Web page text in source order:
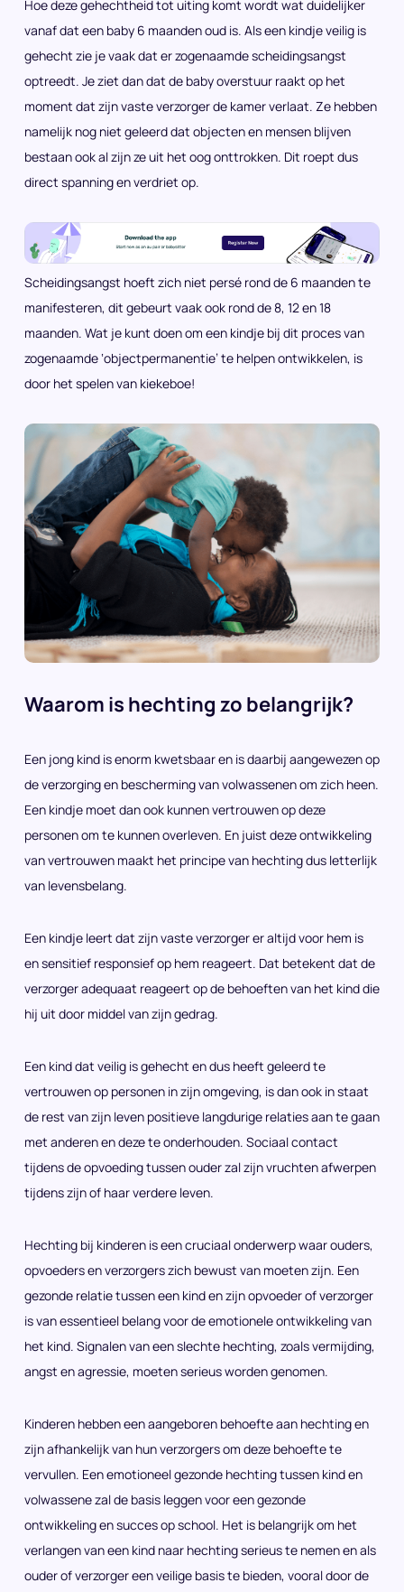
Hoe deze gehechtheid tot uiting komt wordt wat duidelijker
vanaf dat een baby 6 maanden oud is. Als een kindje veilig is
gehecht zie je vaak dat er zogenaamde scheidingsangst
optreedt. Je ziet dan dat de baby overstuur raakt op het
moment dat zijn vaste verzorger de kamer verlaat. Ze hebben
namelijk nog niet geleerd dat objecten en mensen blijven
bestaan ook al zijn ze uit het oog onttrokken. Dit roept dus
direct spanning en verdriet op.
Scheidingsangst hoeft zich niet persé rond de 6 maanden te
manifesteren, dit gebeurt vaak ook rond de 8, 12 en 18
maanden. Wat je kunt doen om een kindje bij dit proces van
zogenaamde ‘objectpermanentie’ te helpen ontwikkelen, is
door het spelen van kiekeboe!
Waarom is hechting zo belangrijk?
Een jong kind is enorm kwetsbaar en is daarbij aangewezen op
de verzorging en bescherming van volwassenen om zich heen.
Een kindje moet dan ook kunnen vertrouwen op deze
personen om te kunnen overleven. En juist deze ontwikkeling
van vertrouwen maakt het principe van hechting dus letterlijk
van levensbelang.
Een kindje leert dat zijn vaste verzorger er altijd voor hem is
en sensitief responsief op hem reageert. Dat betekent dat de
verzorger adequaat reageert op de behoeften van het kind die
hij uit door middel van zijn gedrag.
Een kind dat veilig is gehecht en dus heeft geleerd te
vertrouwen op personen in zijn omgeving, is dan ook in staat
de rest van zijn leven positieve langdurige relaties aan te gaan
met anderen en deze te onderhouden. Sociaal contact
tijdens de opvoeding tussen ouder zal zijn vruchten afwerpen
tijdens zijn of haar verdere leven.
Hechting bij kinderen is een cruciaal onderwerp waar ouders,
opvoeders en verzorgers zich bewust van moeten zijn. Een
gezonde relatie tussen een kind en zijn opvoeder of verzorger
is van essentieel belang voor de emotionele ontwikkeling van
het kind. Signalen van een slechte hechting, zoals vermijding,
angst en agressie, moeten serieus worden genomen.
Kinderen hebben een aangeboren behoefte aan hechting en
zijn afhankelijk van hun verzorgers om deze behoefte te
vervullen. Een emotioneel gezonde hechting tussen kind en
volwassene zal de basis leggen voor een gezonde
ontwikkeling en succes op school. Het is belangrijk om het
verlangen van een kind naar hechting serieus te nemen en als
ouder of verzorger een veilige basis te bieden, vooral door de